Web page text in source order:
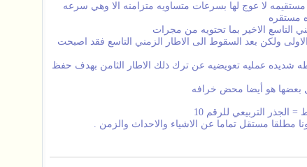
لا عوج لها بسرعات متساويه متزامنه الا وهي سرعه
مستقره
التاسع الاخير بما تحتويه من مجرات
ولكن بعد السقوط الى الاطار الزمني التاسع فقد اصبحت
شديده عمليه تعويضيه عن ترك ذلك الاطار الثامن بهدف حفظ
بعضها هو أيضا محض خرافه
التربيعي للرقم 10
مستقل تماما عن الاشياء والاحداث والزمن .